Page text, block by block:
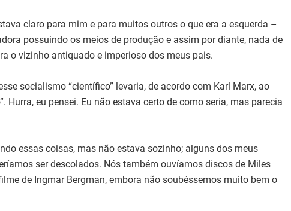
claro para mim e para muitos outros o que era a esquerda –
possuindo os meios de produção e assim por diante, nada de
o vizinho antiquado e imperioso dos meus pais.
socialismo “científico” levaria, de acordo com Karl Marx, ao
Hurra, eu pensei. Eu não estava certo de como seria, mas parecia
essas coisas, mas não estava sozinho; alguns dos meus
ser descolados. Nós também ouvíamos discos de Miles
de Ingmar Bergman, embora não soubéssemos muito bem o